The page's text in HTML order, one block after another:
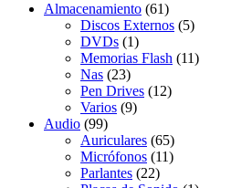
Almacenamiento (61)
Discos Externos (5)
DVDs (1)
Memorias Flash (11)
Nas (23)
Pen Drives (12)
Varios (9)
Audio (99)
Auriculares (65)
Micrófonos (11)
Parlantes (22)